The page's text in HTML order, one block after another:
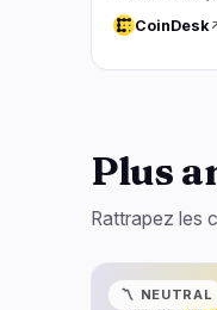
CoinDesk
Plus
Rattrapez les
〽️ NEUTRAL